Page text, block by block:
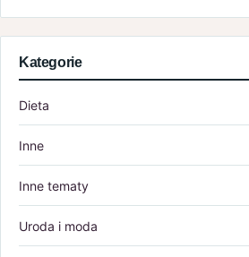
Kategorie
Dieta
Inne
Inne tematy
Uroda i moda